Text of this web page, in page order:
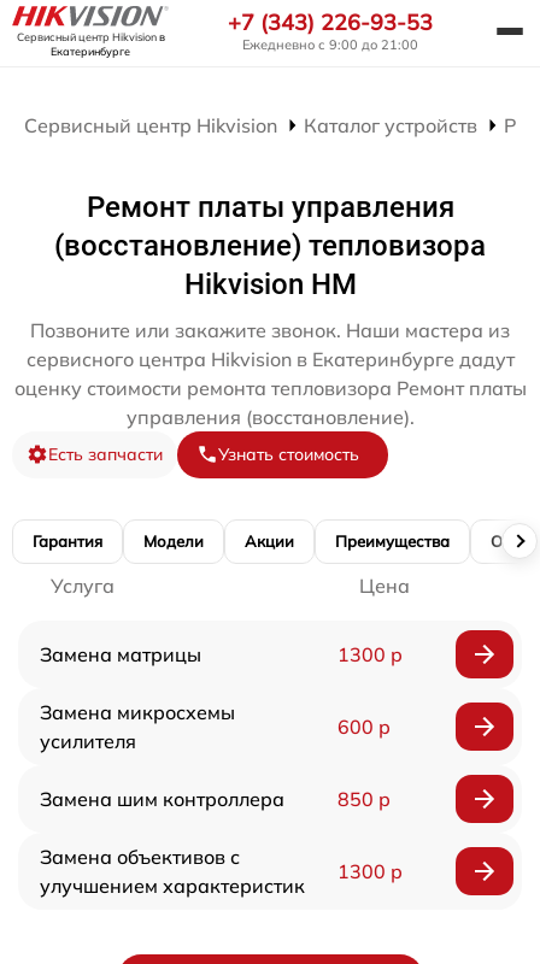
Сервисный центр Hikvisionв
Екатеринбурге
+7 (343) 226-93-53
Ежедневно с 9:00 до 21:00
Сервисный центр Hikvision Каталог устройств
Ремонт платы управления
(восстановление) тепловизора
Hikvision HM
Позвоните или закажите звонок. Наши мастера из
сервисного центра Hikvision в Екатеринбурге дадут
оценку стоимости ремонта тепловизора Ремонт платы
управления (восстановление).
Есть запчасти Узнать стоимость
Гарантия Модели Акции Преимущества
Услуга Цена
Замена матрицы 1300 р
Замена микросхемы
усилителя
600 р
Замена шим контроллера 850 р
Замена объективов с
улучшением характеристик
1300 р